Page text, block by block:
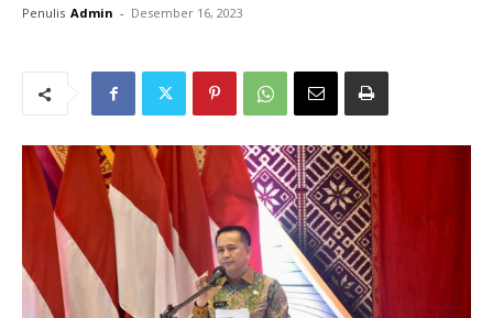
Penulis Admin - Desember 16, 2023